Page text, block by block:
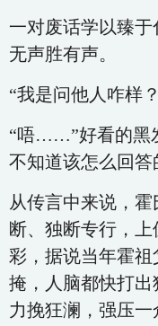
一对废话学以臻
无声胜有声。
“我是问他人咋样
“唔……”好看的黑
不知道该怎么回答
从传言中来说，
断、独断专行，
彩，据说当年霍
掩，人脑都快打
力挽狂澜，强压